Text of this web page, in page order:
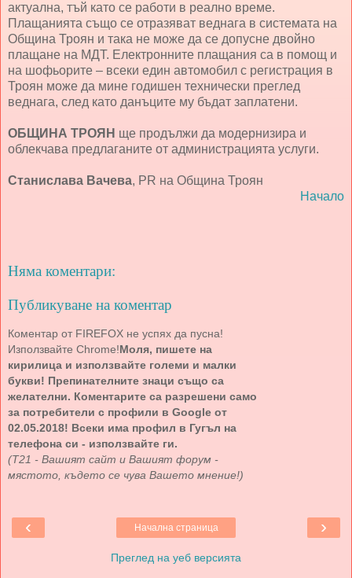
актуална, тъй като се работи в реално време.
Плащанията също се отразяват веднага в системата на
Община Троян и така не може да се допусне двойно
плащане на МДТ. Електронните плащания са в помощ и
на шофьорите – всеки един автомобил с регистрация в
Троян може да мине годишен технически преглед
веднага, след като данъците му бъдат заплатени.
ОБЩИНА ТРОЯН ще продължи да модернизира и
облекчава предлаганите от администрацията услуги.
Станислава Вачева, PR на Община Троян
Начало
Няма коментари:
Публикуване на коментар
Коментар от FIREFOX не успях да пусна!
Използвайте Chrome!Моля, пишете на
кирилица и използвайте големи и малки
букви! Препинателните знаци също са
желателни. Коментарите са разрешени само
за потребители с профили в Google от
02.05.2018! Всеки има профил в Гугъл на
телефона си - използвайте ги.
(Т21 - Вашият сайт и Вашият форум -
мястото, където се чува Вашето мнение!)
‹ ›
Начална страница
Преглед на уеб версията